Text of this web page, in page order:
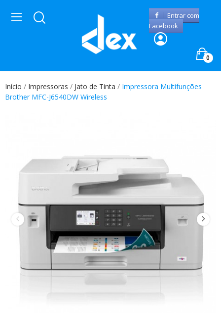
Entrar com
Facebook
0
Início Impressoras Jato de Tinta
Impressora Multifunções
Brother MFC-J6540DW Wireless